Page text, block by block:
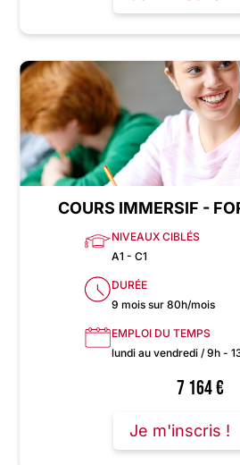
COURS IMMERSIF -
NIVEAUX CIBLÉS
A1 - C1
DURÉE
9 mois sur 80h/mois
EMPLOI DU TEMPS
lundi au vendredi / 9h -
7 164€
Je m'inscris !